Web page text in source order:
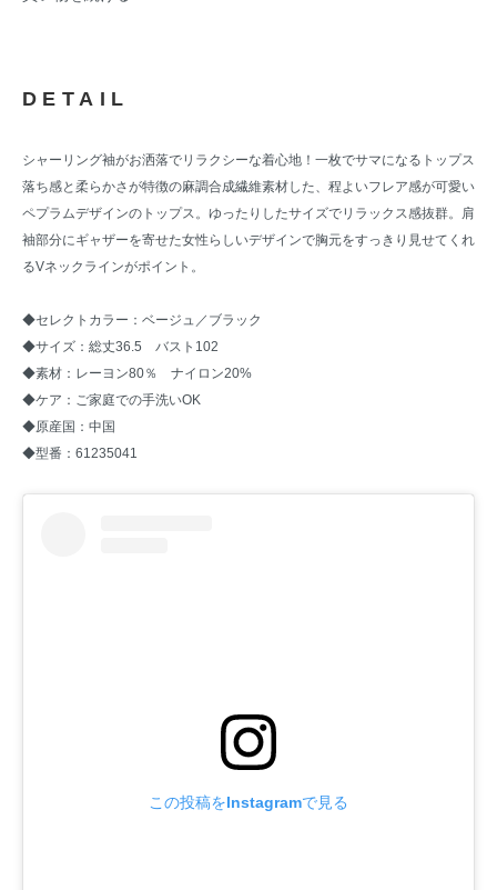
DETAIL
シャーリング袖がお洒落でリラクシーな着心地！一枚でサマになるトップス
落ち感と柔らかさが特徴の麻調合成繊維素材した、程よいフレア感が可愛い
ペプラムデザインのトップス。ゆったりしたサイズでリラックス感抜群。肩
袖部分にギャザーを寄せた女性らしいデザインで胸元をすっきり見せてくれ
るVネックラインがポイント。
◆セレクトカラー：ベージュ／ブラック
◆サイズ：総丈36.5 バスト102
◆素材：レーヨン80％ ナイロン20%
◆ケア：ご家庭での手洗いOK
◆原産国：中国
◆型番：61235041
この投稿をInstagramで見る